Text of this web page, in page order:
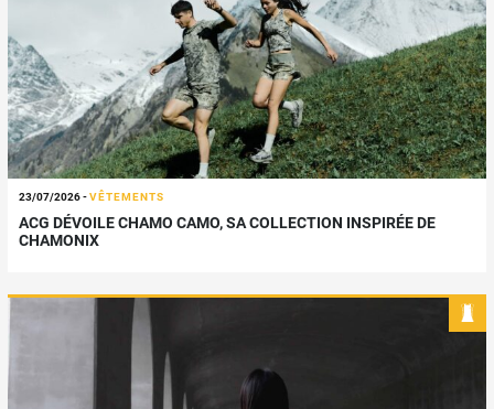
23/07/2026-VÊTEMENTS
ACG DÉVOILE CHAMO CAMO, SA COLLECTION INSPIRÉE DE
CHAMONIX